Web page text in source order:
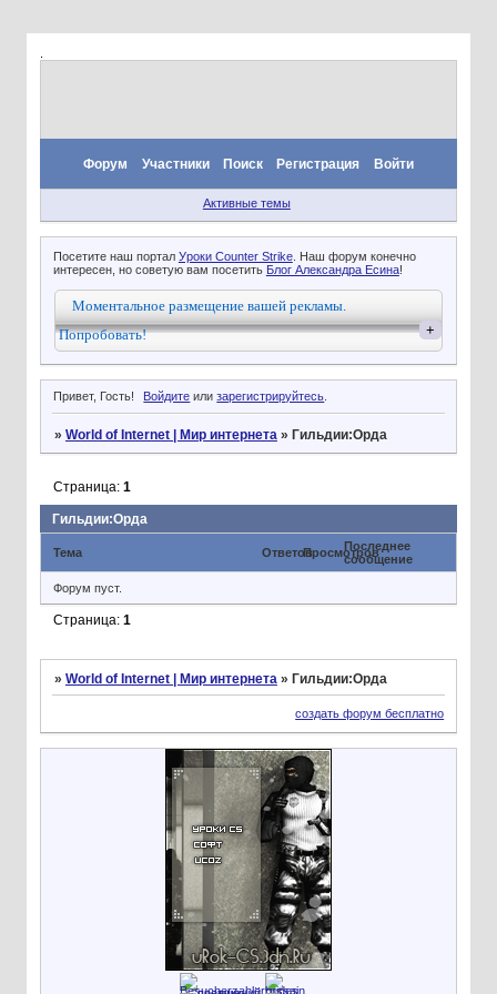
Форум Участники Поиск Регистрация Войти
Активные темы
Посетите наш портал Уроки Counter Strike. Наш форум конечно
интересен, но советую вам посетить Блог Александра Есина!
Моментальное размещение вашей рекламы.
Попробовать!
+
Привет, Гость! Войдите илизарегистрируйтесь.
» World of Internet | Мир интернета » Гильдии:Орда
Гильдии:Орда
Страница: 1
Тема ОтветовПросмотровПоследнее
сообщение
Форум пуст.
Страница: 1
» World of Internet | Мир интернета » Гильдии:Орда
создать форум бесплатно